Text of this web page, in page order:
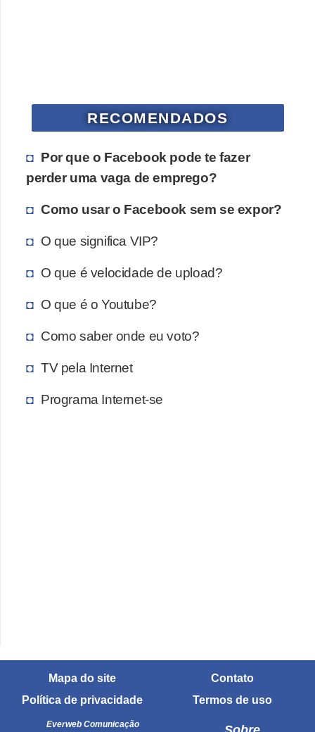
RECOMENDADOS
Por que o Facebook pode te fazer
perder uma vaga de emprego?
Como usar o Facebook sem se expor?
O que significa VIP?
O que é velocidade de upload?
O que é o Youtube?
Como saber onde eu voto?
TV pela Internet
Programa Internet-se
Mapa do site
Contato
Política de privacidade
Termos de uso
Everweb Comunicação